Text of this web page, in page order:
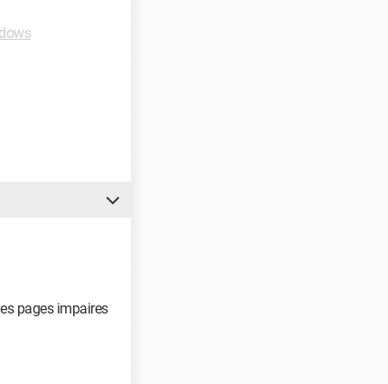
pages impaires